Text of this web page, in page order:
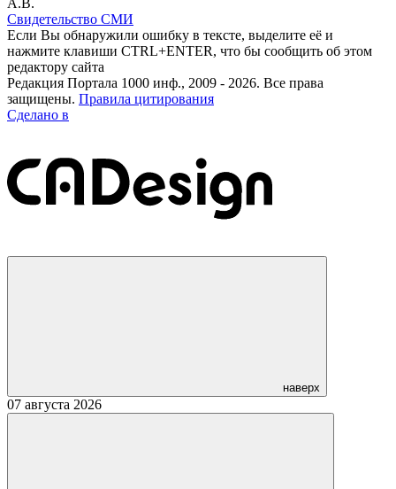
Свидетельство СМИ
Если Вы обнаружили ошибку в тексте, выделите её и
нажмите клавиши CTRL+ENTER, что бы сообщить об этом
редактору сайта
Редакция Портала 1000 инф., 2009 - 2026. Все права
защищены. Правила цитирования
Сделано в
наверх
07 августа 2026